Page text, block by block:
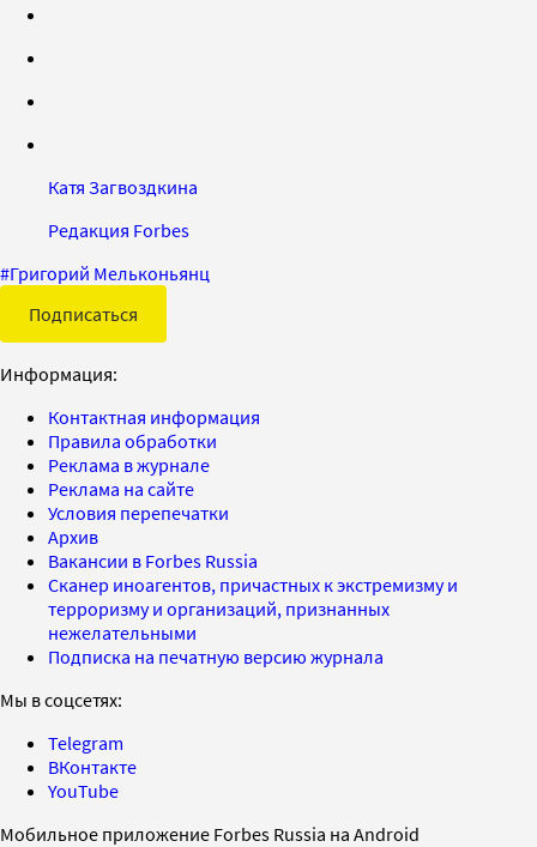
Катя Загвоздкина
Редакция Forbes
#Григорий Мельконьянц
Подписаться
Информация:
Контактная информация
Правила обработки
Реклама в журнале
Реклама на сайте
Условия перепечатки
Архив
Вакансии в Forbes Russia
Сканер иноагентов, причастных к экстремизму и
терроризму и организаций, признанных
нежелательными
Подписка на печатную версию журнала
Мы в соцсетях:
Telegram
ВКонтакте
YouTube
Мобильное приложение Forbes Russia на Android